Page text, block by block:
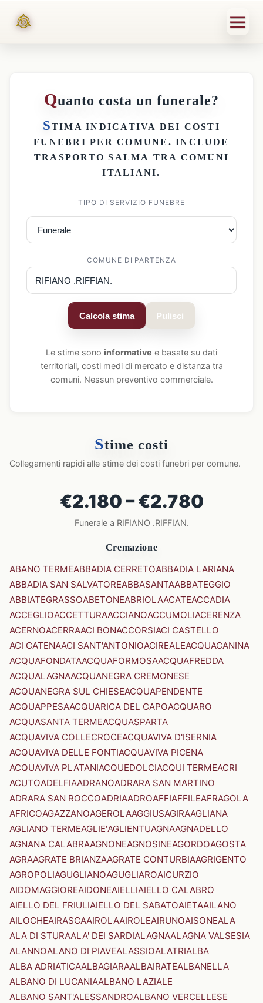
Quanto costa un funerale?
STIMA INDICATIVA DEI COSTI
FUNEBRI PER COMUNE . INCLUDE
TRASPORTO SALMA TRA COMUNI
ITALIANI.
TIPO DI SERVIZIO FUNEBRE
COMUNE DI PARTENZA
Calcola stima Pulisci
Le stime sono informative e basate su dati
territoriali, costi medi di mercato e distanza tra
comuni. Nessun preventivo commerciale.
Stime costi
Collegamenti rapidi alle stime dei costi funebri per comune.
€2.180 – €2.780
Funerale a RIFIANO .RIFFIAN.
Cremazione
ABANO TERMEABBADIA CERRETOABBADIA LARIANA
ABBADIA SAN SALVATOREABBASANTAABBATEGGIO
ABBIATEGRASSOABETONEABRIOLAACATEACCADIA
ACCEGLIOACCETTURAACCIANOACCUMOLIACERENZA
ACERNOACERRAACI BONACCORSIACI CASTELLO
ACI CATENAACI SANT'ANTONIOACIREALEACQUACANINA
ACQUAFONDATAACQUAFORMOSAACQUAFREDDA
ACQUALAGNAACQUANEGRA CREMONESE
ACQUANEGRA SUL CHIESEACQUAPENDENTE
ACQUAPPESAACQUARICA DEL CAPOACQUARO
ACQUASANTA TERMEACQUASPARTA
ACQUAVIVA COLLECROCEACQUAVIVA D'ISERNIA
ACQUAVIVA DELLE FONTIACQUAVIVA PICENA
ACQUAVIVA PLATANIACQUEDOLCIACQUI TERMEACRI
ACUTOADELFIAADRANOADRARA SAN MARTINO
ADRARA SAN ROCCOADRIAADROAFFIAFFILEAFRAGOLA
AFRICOAGAZZANOAGEROLAAGGIUSAGIRAAGLIANA
AGLIANO TERMEAGLIE'AGLIENTUAGNAAGNADELLO
AGNANA CALABRAAGNONEAGNOSINEAGORDOAGOSTA
AGRAAGRATE BRIANZAAGRATE CONTURBIAAGRIGENTO
AGROPOLIAGUGLIANOAGUGLIAROAICURZIO
AIDOMAGGIOREAIDONEAIELLIAIELLO CALABRO
AIELLO DEL FRIULIAIELLO DEL SABATOAIETAAILANO
AILOCHEAIRASCAAIROLAAIROLEAIRUNOAISONEALA
ALA DI STURAALA' DEI SARDIALAGNAALAGNA VALSESIA
ALANNOALANO DI PIAVEALASSIOALATRIALBA
ALBA ADRIATICAALBAGIARAALBAIRATEALBANELLA
ALBANO DI LUCANIAALBANO LAZIALE
ALBANO SANT'ALESSANDROALBANO VERCELLESE